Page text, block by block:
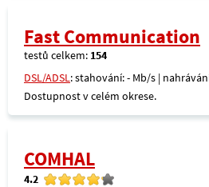
Fast Communication
testů celkem: 154
DSL/ADSL: stahování: - Mb/s |
Dostupnost v celém okrese.
COMHAL
4.2